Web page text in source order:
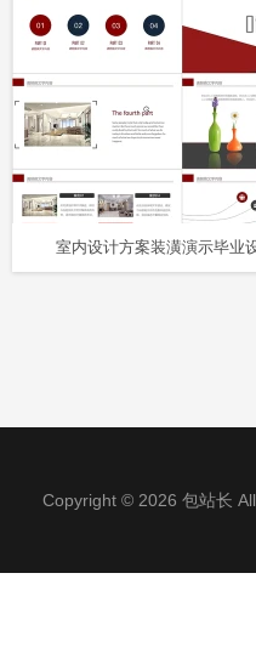
室内设计方案装潢演示毕业
Copyright © 2026 包站长